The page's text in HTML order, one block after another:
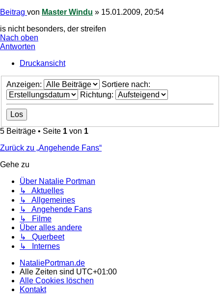
Beitrag von Master Windu » 15.01.2009, 20:54
is nicht besonders, der streifen
Nach oben
Antworten
Druckansicht
Anzeigen:
Sortiere nach:
Richtung:
5 Beiträge • Seite 1 von 1
Zurück zu „Angehende Fans“
Gehe zu
Über Natalie Portman
↳ Aktuelles
↳ Allgemeines
↳ Angehende Fans
↳ Filme
Über alles andere
↳ Querbeet
↳ Internes
NataliePortman.de
Alle Zeiten sind UTC+01:00
Alle Cookies löschen
Kontakt